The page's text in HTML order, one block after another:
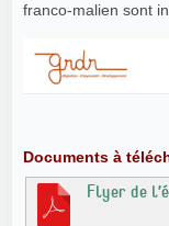
franco-malien sont
Documents à
Flyer de